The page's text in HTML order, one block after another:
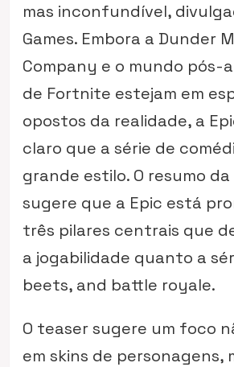
mas inconfundível,
Games. Embora a Dunder
Company e o mundo pós-
de Fortnite estejam em
opostos da realidade, a
claro que a série de
grande estilo. O resumo
sugere que a Epic está
três pilares centrais que
a jogabilidade quanto a
beets, and battle royale.
O teaser sugere um foco
em skins de personagens,